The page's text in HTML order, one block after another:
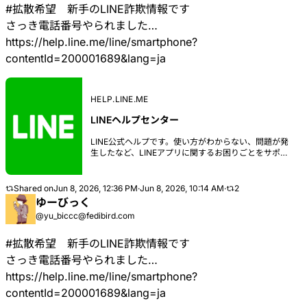
す。
#拡散希望 新手のLINE詐欺情報です
さっき電話番号やられました…
https://help.line.me/line/smartphone?
contentId=200001689&lang=ja
HELP.LINE.ME
LINEヘルプセンター
LINE公式ヘルプです。使い方がわからない、問題が発
生したなど、LINEアプリに関するお困りごとをサポー
解説。また、お問い合わせ方法も掲載しています。
Shared onJun 8, 2026, 12:36 PM·Jun 8, 2026, 10:14 AM· 2
ゆーびっく
@yu_biccc@fedibird.com
#拡散希望 新手のLINE詐欺情報です
さっき電話番号やられました…
https://help.line.me/line/smartphone?
contentId=200001689&lang=ja